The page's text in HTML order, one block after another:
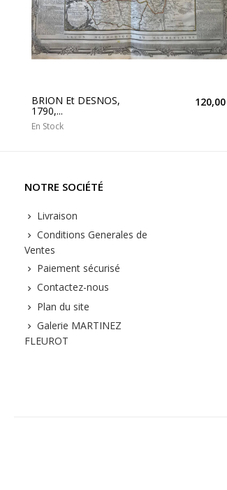
BRION Et DESNOS,
1790,...
En Stock
NOTRE SOCIÉTÉ
Livraison
Conditions Generales de
Ventes
Paiement sécurisé
Contactez-nous
Plan du site
Galerie MARTINEZ
FLEUROT